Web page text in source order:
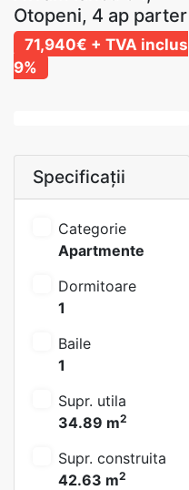
Otopeni, 4 ap parter
71,940€ + TVA inclus
9%
Specificații
Categorie
Apartmente
Dormitoare
1
Baile
1
Supr. utila
34.89 m2
Supr. construita
42.63 m2